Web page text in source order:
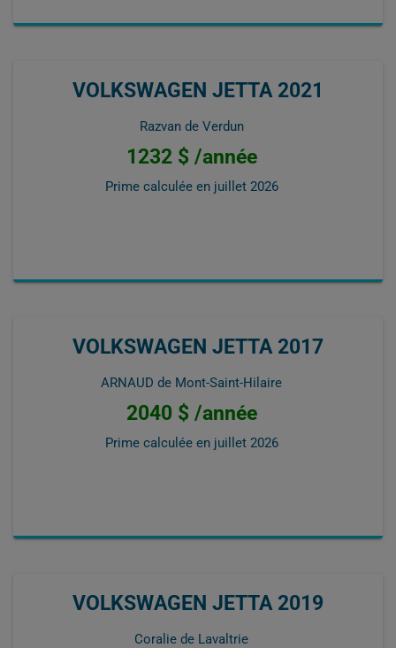
VOLKSWAGEN JETTA 2021
Razvan de Verdun
1232 $ /année
Prime calculée en juillet 2026
VOLKSWAGEN JETTA 2017
ARNAUD de Mont-Saint-Hilaire
2040 $ /année
Prime calculée en juillet 2026
VOLKSWAGEN JETTA 2019
Coralie de Lavaltrie